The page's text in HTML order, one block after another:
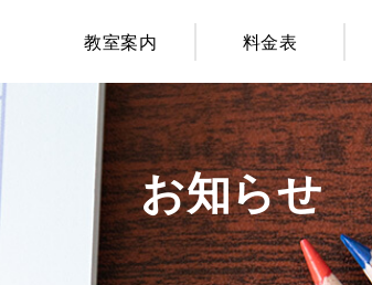
教室案内 料金表
お知らせ